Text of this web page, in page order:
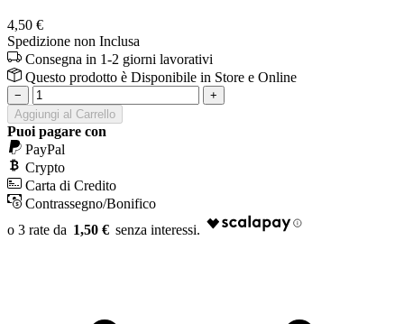
4,50 €
Spedizione non Inclusa
Consegna in 1-2 giorni lavorativi
Questo prodotto è Disponibile in Store e Online
−
+
Aggiungi al Carrello
Puoi pagare con
PayPal
Crypto
Carta di Credito
Contrassegno/Bonifico
1,50 €